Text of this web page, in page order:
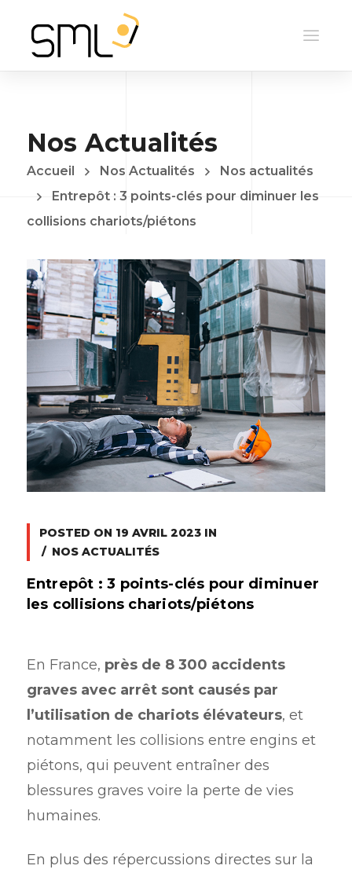
Nos Actualités
Accueil Nos Actualités
Nos actualités
Entrepôt : 3 points-clés pour diminuer les
collisions chariots/piétons
POSTED ON 19 AVRIL 2023IN
NOS ACTUALITÉS
Entrepôt : 3 points-clés pour diminuer
les collisions chariots/piétons
En France, près de 8 300 accidents
graves avec arrêt sont causés par
l’utilisation de chariots élévateurs, et
notamment les collisions entre engins et
piétons, qui peuvent entraîner des
blessures graves voire la perte de vies
humaines.
En plus des répercussions directes sur la